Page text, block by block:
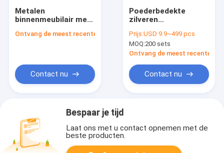
Metalen
binnenmeubilair met
poederafwerking
Ontvang de meest recente Prijs
Contact nu
Poederbedekte
zilveren
metaal
Prijs:USD 9.9~499 pcs
MOQ:200 sets
Ontvang de meest recente
Contact nu
Bespaar je tijd
Laat ons met u contact opnemen met de
beste producten.